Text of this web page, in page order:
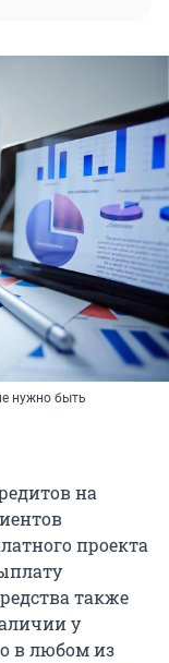
нужно быть
на
проекта
также
у
в любом из